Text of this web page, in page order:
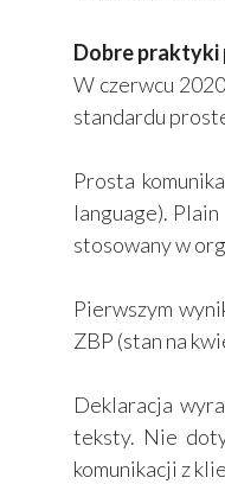
Dobre praktyki
W czerwcu
standardu
Prosta
language).
stosowany w
Pierwszym
ZBP (stan na
Deklaracja
teksty. Nie
komunikacji z